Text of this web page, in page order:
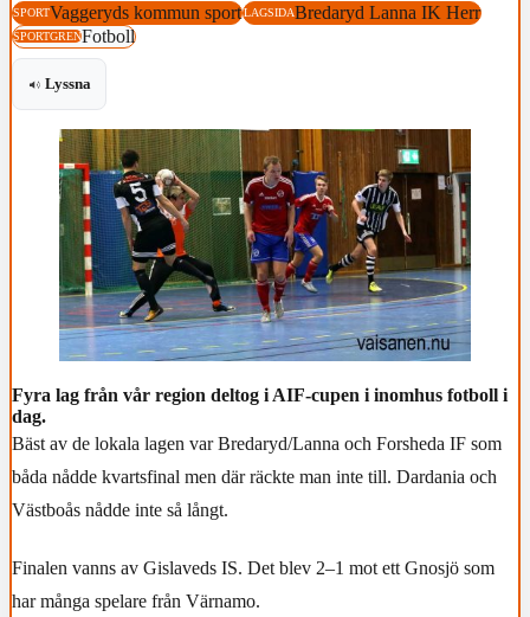
SPORTVaggeryds kommun sportLAGSIDABredaryd Lanna IK Herr
SPORTGRENFotboll
Lyssna
Fyra lag från vår region deltog i AIF-cupen i inomhus fotboll i
dag.
Bäst av de lokala lagen var Bredaryd/Lanna och Forsheda IF som
båda nådde kvartsfinal men där räckte man inte till. Dardania och
Västboås nådde inte så långt.
Finalen vanns av Gislaveds IS. Det blev 2–1 mot ett Gnosjö som
har många spelare från Värnamo.